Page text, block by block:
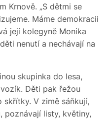
Krnově. „S dětmi se
Máme demokracii
její kolegyně Monika
nenutí a nechávají na
skupinka do lesa,
Děti pak řežou
V zimě sáňkují,
poznávají listy, květiny,